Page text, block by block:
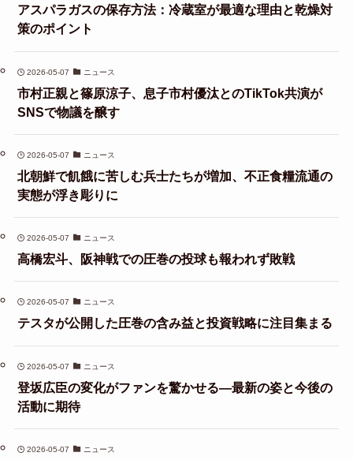
アスパラガスの保存方法：冷蔵室が最適な理由と乾燥対
策のポイント
2026-05-07 ニュース
市村正親と篠原涼子、息子市村優汰とのTikTok共演が
SNSで物議を醸す
2026-05-07 ニュース
北朝鮮で飢餓に苦しむ兵士たちが増加、不正食糧流通の
実態が浮き彫りに
2026-05-07 ニュース
高橋宏斗、阪神戦での圧巻の投球も報われず敗戦
2026-05-07 ニュース
テスタが公開した圧巻の含み益と投資戦略に注目集まる
2026-05-07 ニュース
登坂広臣の変化がファンを驚かせる—最新の姿と今後の
活動に期待
2026-05-07 ニュース